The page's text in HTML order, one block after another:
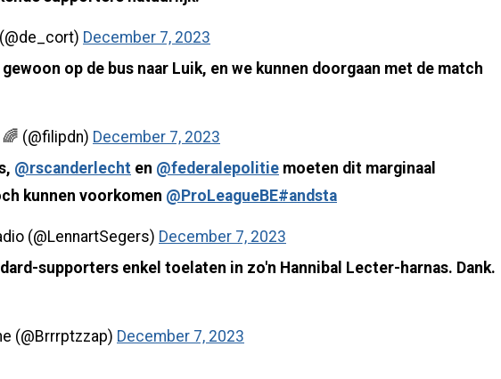
December 7, 2023
op de bus naar Luik, en we kunnen doorgaan met de match
(@filipdn) December 7, 2023
@rscanderlecht en @federalepolitie moeten dit marginaal
kunnen voorkomen @ProLeagueBE#andsta
(@LennartSegers) December 7, 2023
supporters enkel toelaten in zo'n Hannibal Lecter-harnas. Dank.
(@Brrrptzzap) December 7, 2023